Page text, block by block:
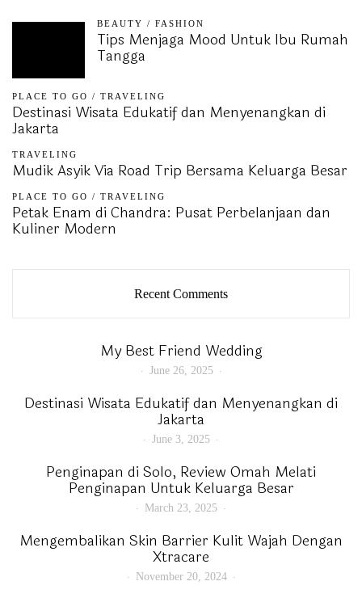
BEAUTY / FASHION
Tips Menjaga Mood Untuk Ibu Rumah
Tangga
PLACE TO GO / TRAVELING
Destinasi Wisata Edukatif dan Menyenangkan di
Jakarta
TRAVELING
Mudik Asyik Via Road Trip Bersama Keluarga Besar
PLACE TO GO / TRAVELING
Petak Enam di Chandra: Pusat Perbelanjaan dan
Kuliner Modern
Recent Comments
My Best Friend Wedding
June 26, 2025
Destinasi Wisata Edukatif dan Menyenangkan di
Jakarta
June 3, 2025
Penginapan di Solo, Review Omah Melati
Penginapan Untuk Keluarga Besar
March 23, 2025
Mengembalikan Skin Barrier Kulit Wajah Dengan
Xtracare
November 20, 2024